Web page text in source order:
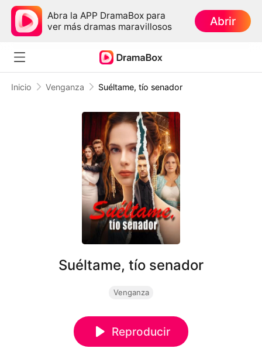
Abra la APP DramaBox para
ver más dramas maravillosos
Abrir
Inicio Venganza Suéltame, tío senador
Suéltame, tío senador
Venganza
Reproducir